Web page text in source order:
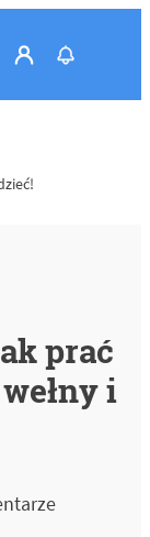
navigation
prać
i